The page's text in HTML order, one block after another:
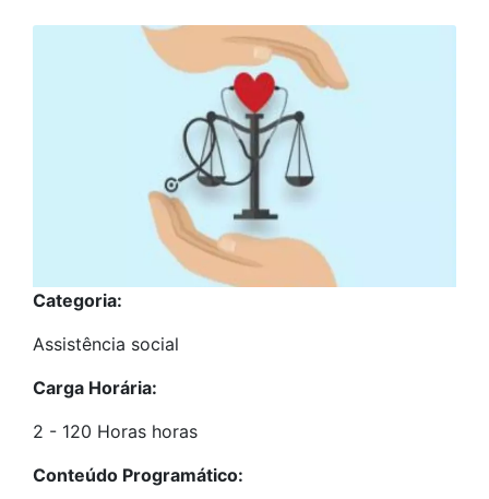
Categoria:
Assistência social
Carga Horária:
2 - 120 Horas horas
Conteúdo Programático: